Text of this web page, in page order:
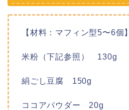
【材料：マフィン型5〜6個】
米粉（下記参照） 130g
絹ごし豆腐 150g
ココアパウダー 20g